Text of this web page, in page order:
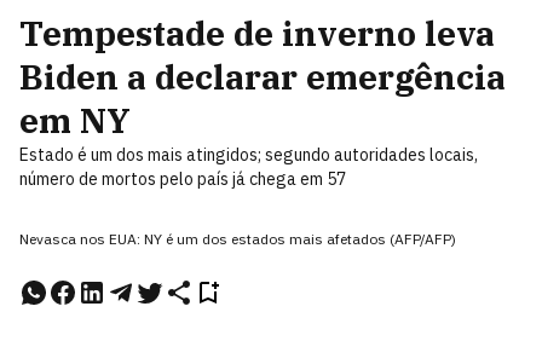
Tempestade de inverno leva
Biden a declarar emergência
em NY
Estado é um dos mais atingidos; segundo autoridades locais,
número de mortos pelo país já chega em 57
Nevasca nos EUA: NY é um dos estados mais afetados (AFP/AFP)